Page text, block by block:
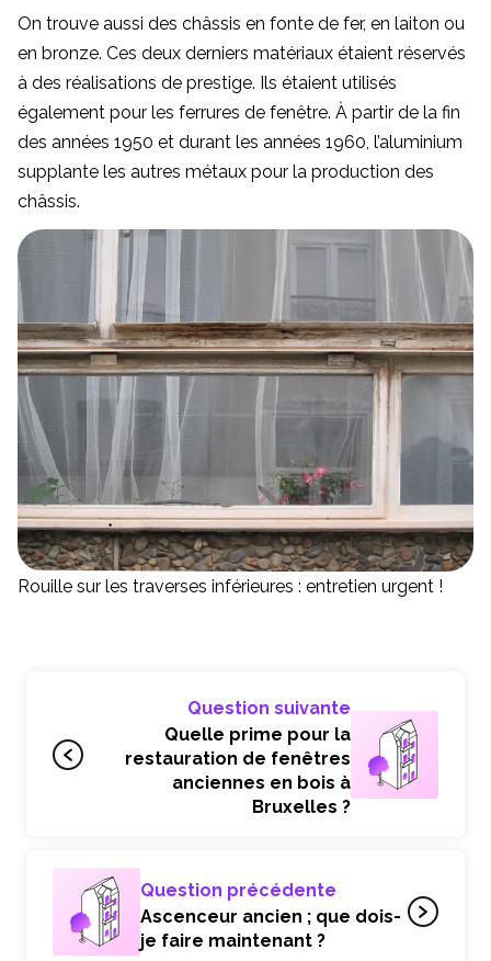
On trouve aussi des châssis en fonte de fer, en laiton ou
en bronze. Ces deux derniers matériaux étaient réservés
à des réalisations de prestige. Ils étaient utilisés
également pour les ferrures de fenêtre. À partir de la fin
des années 1950 et durant les années 1960, l’aluminium
supplante les autres métaux pour la production des
châssis.
Rouille sur les traverses inférieures : entretien urgent !
Question suivante
Quelle prime pour la
restauration de fenêtres
anciennes en bois à
Bruxelles ?
Question précédente
Ascenceur ancien ; que dois-
je faire maintenant ?